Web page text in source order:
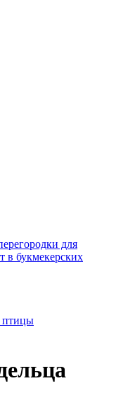
для
в букмекерских